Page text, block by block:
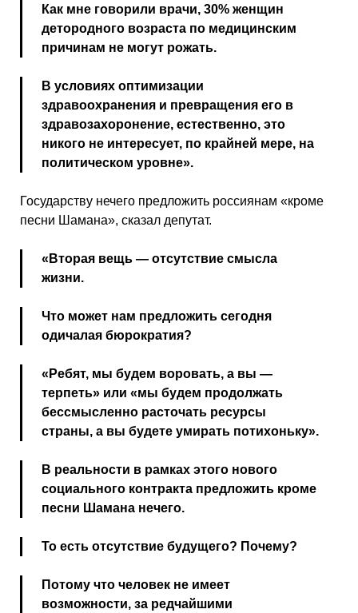
Как мне говорили врачи, 30% женщин
детородного возраста по медицинским
причинам не могут рожать.
В условиях оптимизации
здравоохранения и превращения его в
здравозахоронение, естественно, это
никого не интересует, по крайней мере, на
политическом уровне».
Государству нечего предложить россиянам «кроме
песни Шамана», сказал депутат.
«Вторая вещь — отсутствие смысла
жизни.
Что может нам предложить сегодня
одичалая бюрократия?
«Ребят, мы будем воровать, а вы —
терпеть» или «мы будем продолжать
бессмысленно расточать ресурсы
страны, а вы будете умирать потихоньку».
В реальности в рамках этого нового
социального контракта предложить кроме
песни Шамана нечего.
То есть отсутствие будущего? Почему?
Потому что человек не имеет
возможности, за редчайшими